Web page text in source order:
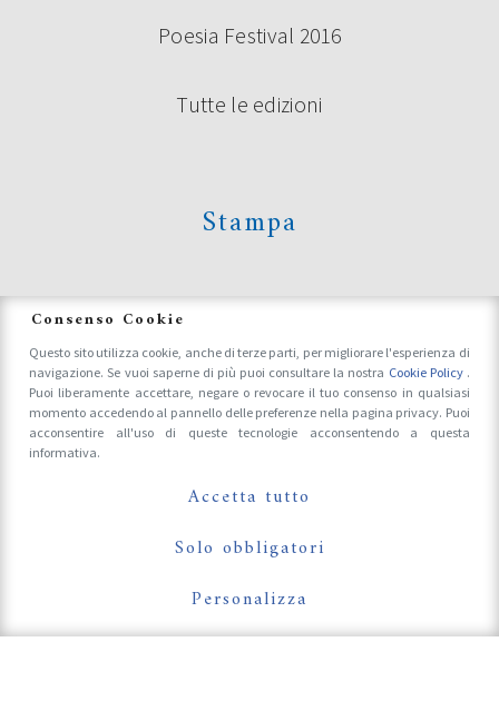
Poesia Festival 2016
Tutte le edizioni
Stampa
Accrediti Stampa e Fotografi
Follow Us On
Consenso Cookie
Questo sito utilizza cookie, anche di terze parti, per migliorare l'esperienza di
navigazione. Se vuoi saperne di più puoi consultare la nostra Cookie Policy .
Puoi liberamente accettare, negare o revocare il tuo consenso in qualsiasi
momento accedendo al pannello delle preferenze nella pagina privacy. Puoi
acconsentire all'uso di queste tecnologie acconsentendo a questa
informativa.
Accetta tutto
Solo obbligatori
Personalizza